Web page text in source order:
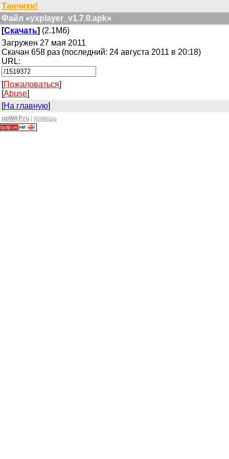
Танчики!
Файл «yxplayer_v1.7.0.apk»
[Скачать] (2.1Мб)
Загружен 27 мая 2011
Скачан 658 раз (последний: 24 августа 2011 в 20:18)
URL:
[Пожаловаться]
[Abuse]
[На главную]
upWAP.ru помощь